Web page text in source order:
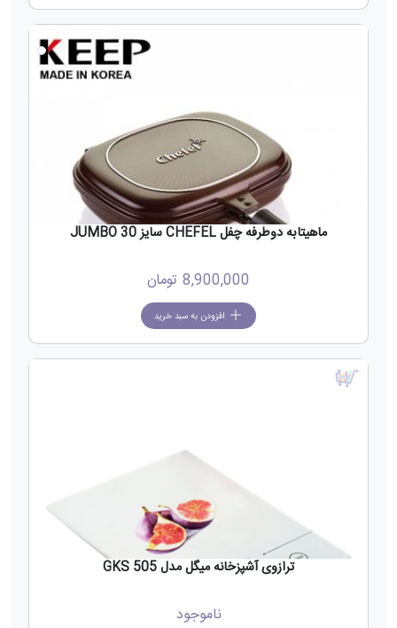
ماهیتابه دوطرفه چفل CHEFEL سایز 30 JUMBO
8,900,000 تومان
افزودن به سبد خرید
ترازوی آشپزخانه میگل مدل GKS 505
ناموجود